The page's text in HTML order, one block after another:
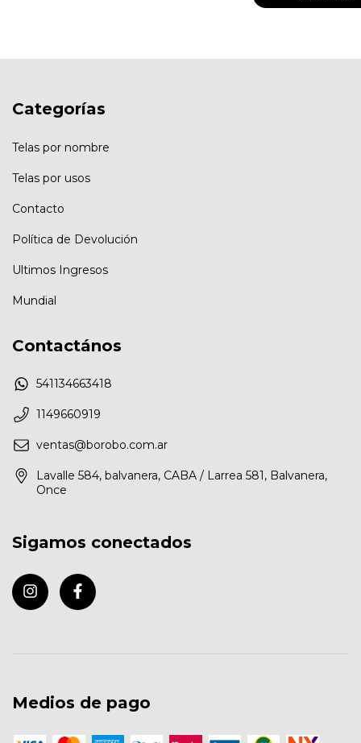
Categorías
Telas por nombre
Telas por usos
Contacto
Política de Devolución
Ultimos Ingresos
Mundial
Contactános
541134663418
1149660919
ventas@borobo.com.ar
Lavalle 584, balvanera, CABA / Larrea 581, Balvanera,
Once
Sigamos conectados
Medios de pago